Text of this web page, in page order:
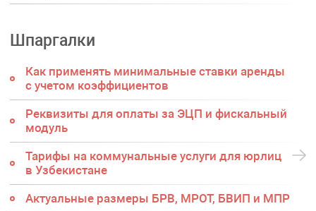
Шпаргалки
Как применять минимальные ставки аренды
с учетом коэффициентов
Реквизиты для оплаты за ЭЦП и фискальный
модуль
Тарифы на коммунальные услуги для юрлиц
в Узбекистане
Актуальные размеры БРВ, МРОТ, БВИП и МПР